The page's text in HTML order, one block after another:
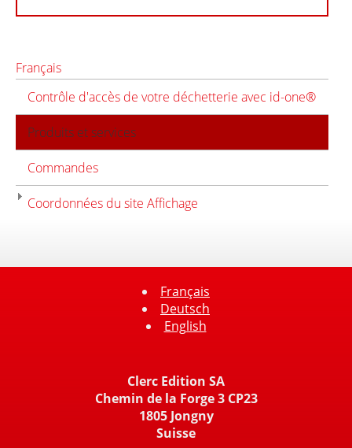
Français
Contrôle d'accès de votre déchetterie avec id-one®
Produits et services
Commandes
Coordonnées du site Affichage
Français
Deutsch
English
Clerc Edition SA
Chemin de la Forge 3 CP23
1805 Jongny
Suisse